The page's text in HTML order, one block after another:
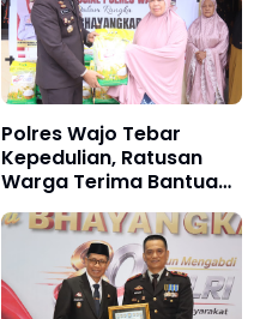
Polres Wajo Tebar
Kepedulian, Ratusan
Warga Terima Bantuan
Bhayangkara ke-80